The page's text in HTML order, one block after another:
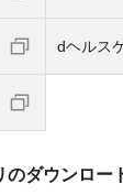
dヘルス
のダウンロー